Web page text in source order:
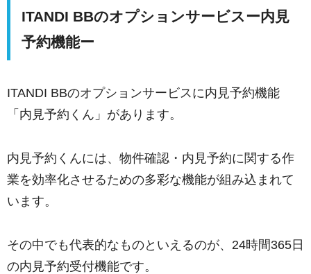
ITANDI BBのオプションサービスー内見
予約機能ー
ITANDI BBのオプションサービスに内見予約機能
「内見予約くん」があります。
内見予約くんには、物件確認・内見予約に関する作
業を効率化させるための多彩な機能が組み込まれて
います。
その中でも代表的なものといえるのが、24時間365日
の内見予約受付機能です。